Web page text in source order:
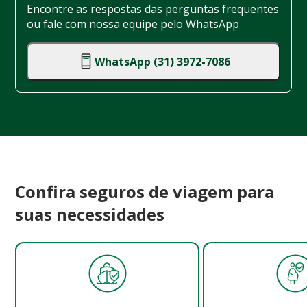
Encontre as respostas das perguntas frequentes
ou fale com nossa equipe pelo WhatsApp
WhatsApp (31) 3972-7086
Confira seguros de viagem para
suas necessidades